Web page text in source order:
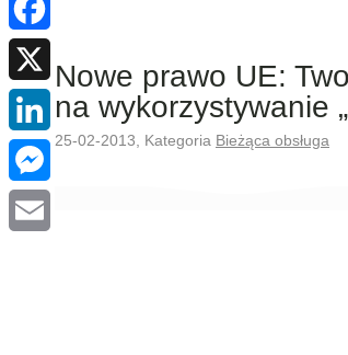
Nowe prawo UE:
na wykorzystywanie
25-02-2013, Kategoria Bieżąca obsługa
Facebook
X
LinkedIn
Messenger